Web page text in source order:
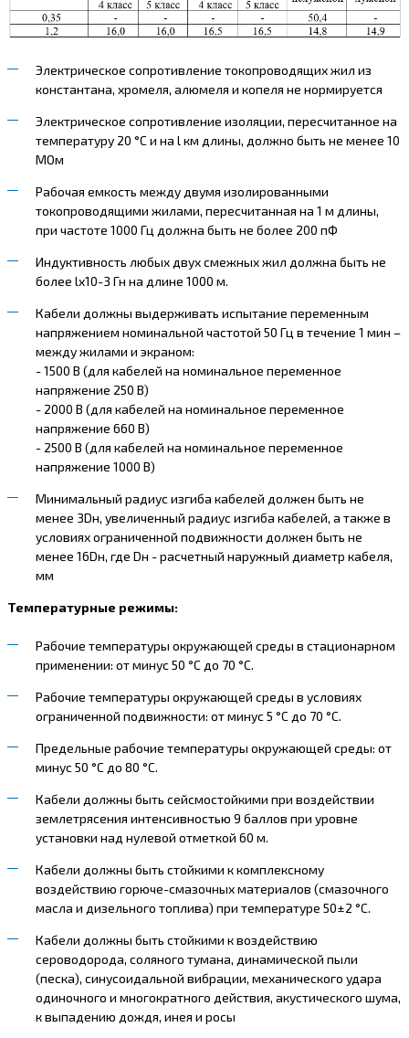
Электрическое сопротивление токопроводящих жил из
константана, хромеля, алюмеля и копеля не нормируется
Электрическое сопротивление изоляции, пересчитанное на
температуру 20 °С и на l км длины, должно быть не менее 10
МОм
Рабочая емкость между двумя изолированными
токопроводящими жилами, пересчитанная на 1 м длины,
при частоте 1000 Гц должна быть не более 200 пФ
Индуктивность любых двух смежных жил должна быть не
более lх10-3 Гн на длине 1000 м.
Кабели должны выдерживать испытание переменным
напряжением номинальной частотой 50 Гц в течение 1 мин –
между жилами и экраном:
- 1500 В (для кабелей на номинальное переменное
напряжение 250 В)
- 2000 В (для кабелей на номинальное переменное
напряжение 660 В)
- 2500 В (для кабелей на номинальное переменное
напряжение 1000 В)
Минимальный радиус изгиба кабелей должен быть не
менее 3Dн, увеличенный радиус изгиба кабелей, а также в
условиях ограниченной подвижности должен быть не
менее 16Dн, где Dн - расчетный наружный диаметр кабеля,
мм
Температурные режимы:
Рабочие температуры окружающей среды в стационарном
применении: от минус 50 °С до 70 °С.
Рабочие температуры окружающей среды в условиях
ограниченной подвижности: от минус 5 °С до 70 °С.
Предельные рабочие температуры окружающей среды: от
минус 50 °С до 80 °С.
Кабели должны быть сейсмостойкими при воздействии
землетрясения интенсивностью 9 баллов при уровне
установки над нулевой отметкой 60 м.
Кабели должны быть стойкими к комплексному
воздействию горюче-смазочных материалов (смазочного
масла и дизельного топлива) при температуре 50±2 °С.
Кабели должны быть стойкими к воздействию
сероводорода, соляного тумана, динамической пыли
(песка), синусоидальной вибрации, механического удара
одиночного и многократного действия, акустического шума,
к выпадению дождя, инея и росы